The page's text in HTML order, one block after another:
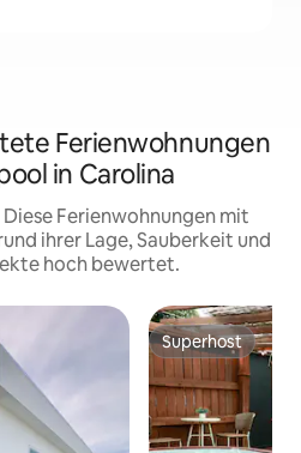
Ferienwohnungen
in Carolina
Ferienwohnungen mit
ihrer Lage, Sauberkeit und
hoch bewertet.
Superhost
Superhost